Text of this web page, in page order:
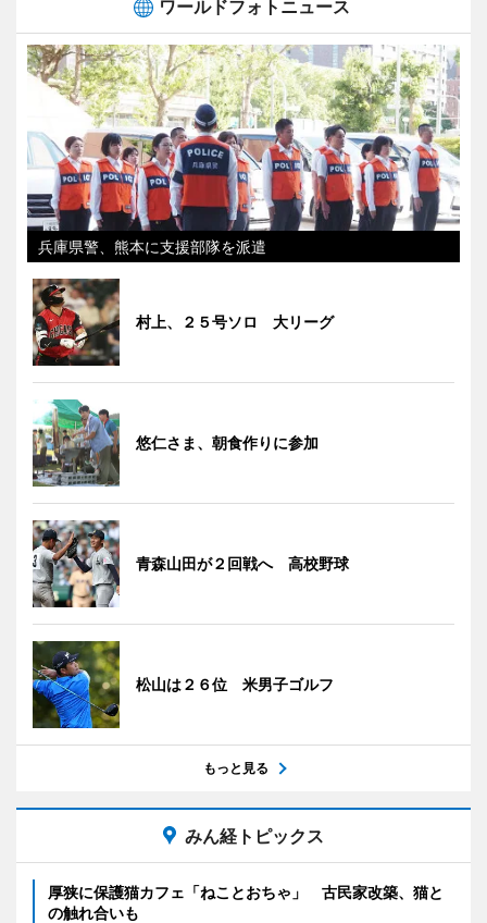
ワールドフォトニュース
兵庫県警、熊本に支援部隊を派遣
村上、２５号ソロ 大リーグ
悠仁さま、朝食作りに参加
青森山田が２回戦へ 高校野球
松山は２６位 米男子ゴルフ
もっと見る
みん経トピックス
厚狭に保護猫カフェ「ねことおちゃ」 古民家改築、猫と
の触れ合いも